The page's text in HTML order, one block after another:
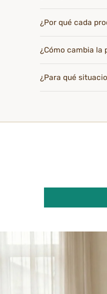
¿Por qué cada
¿Cómo cambia la
¿Para qué